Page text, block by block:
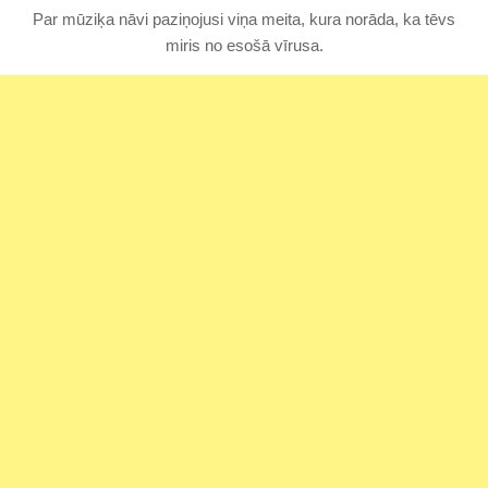
Par mūziķa nāvi paziņojusi viņa meita, kura norāda, ka tēvs
miris no esošā vīrusa.